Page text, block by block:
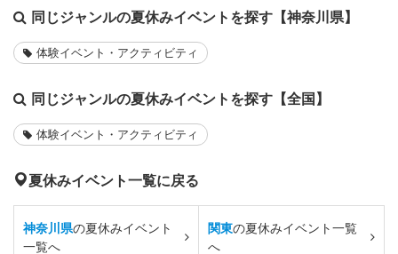
同じジャンルの夏休みイベントを探す【神奈川県】
体験イベント・アクティビティ
同じジャンルの夏休みイベントを探す【全国】
体験イベント・アクティビティ
夏休みイベント一覧に戻る
神奈川県の夏休みイベント
一覧へ
関東の夏休みイベント一覧
へ